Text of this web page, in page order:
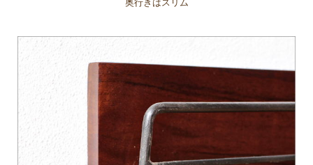
奥行きはスリム